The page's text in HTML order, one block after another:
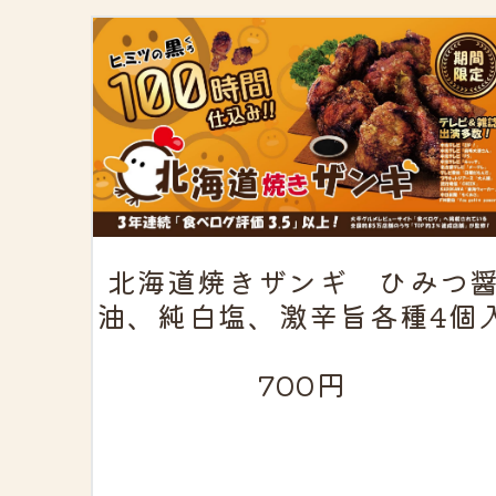
北海道焼きザンギ ひみつ
油、純白塩、激辛旨各種4個
700円